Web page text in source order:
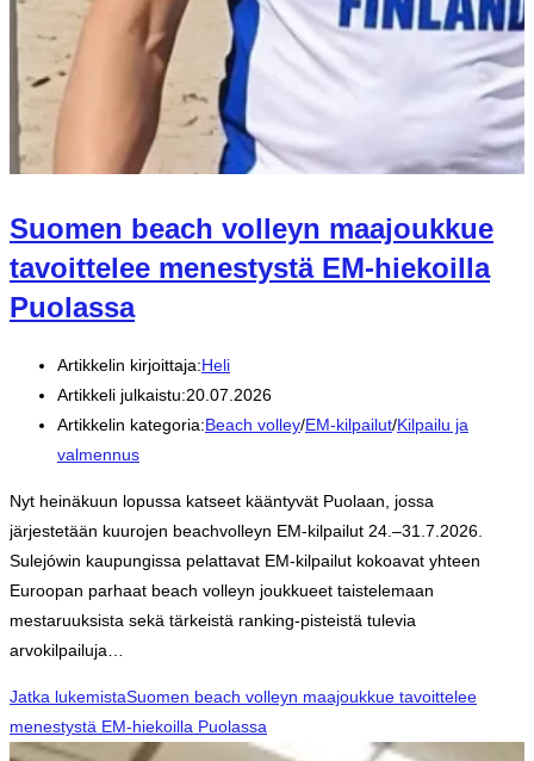
Suomen beach volleyn maajoukkue
tavoittelee menestystä EM-hiekoilla
Puolassa
Artikkelin kirjoittaja:Heli
Artikkeli julkaistu:20.07.2026
Artikkelin kategoria:Beach volley/EM-kilpailut/Kilpailu ja
valmennus
Nyt heinäkuun lopussa katseet kääntyvät Puolaan, jossa
järjestetään kuurojen beachvolleyn EM-kilpailut 24.–31.7.2026.
Sulejówin kaupungissa pelattavat EM-kilpailut kokoavat yhteen
Euroopan parhaat beach volleyn joukkueet taistelemaan
mestaruuksista sekä tärkeistä ranking-pisteistä tulevia
arvokilpailuja…
Jatka lukemistaSuomen beach volleyn maajoukkue tavoittelee
menestystä EM-hiekoilla Puolassa